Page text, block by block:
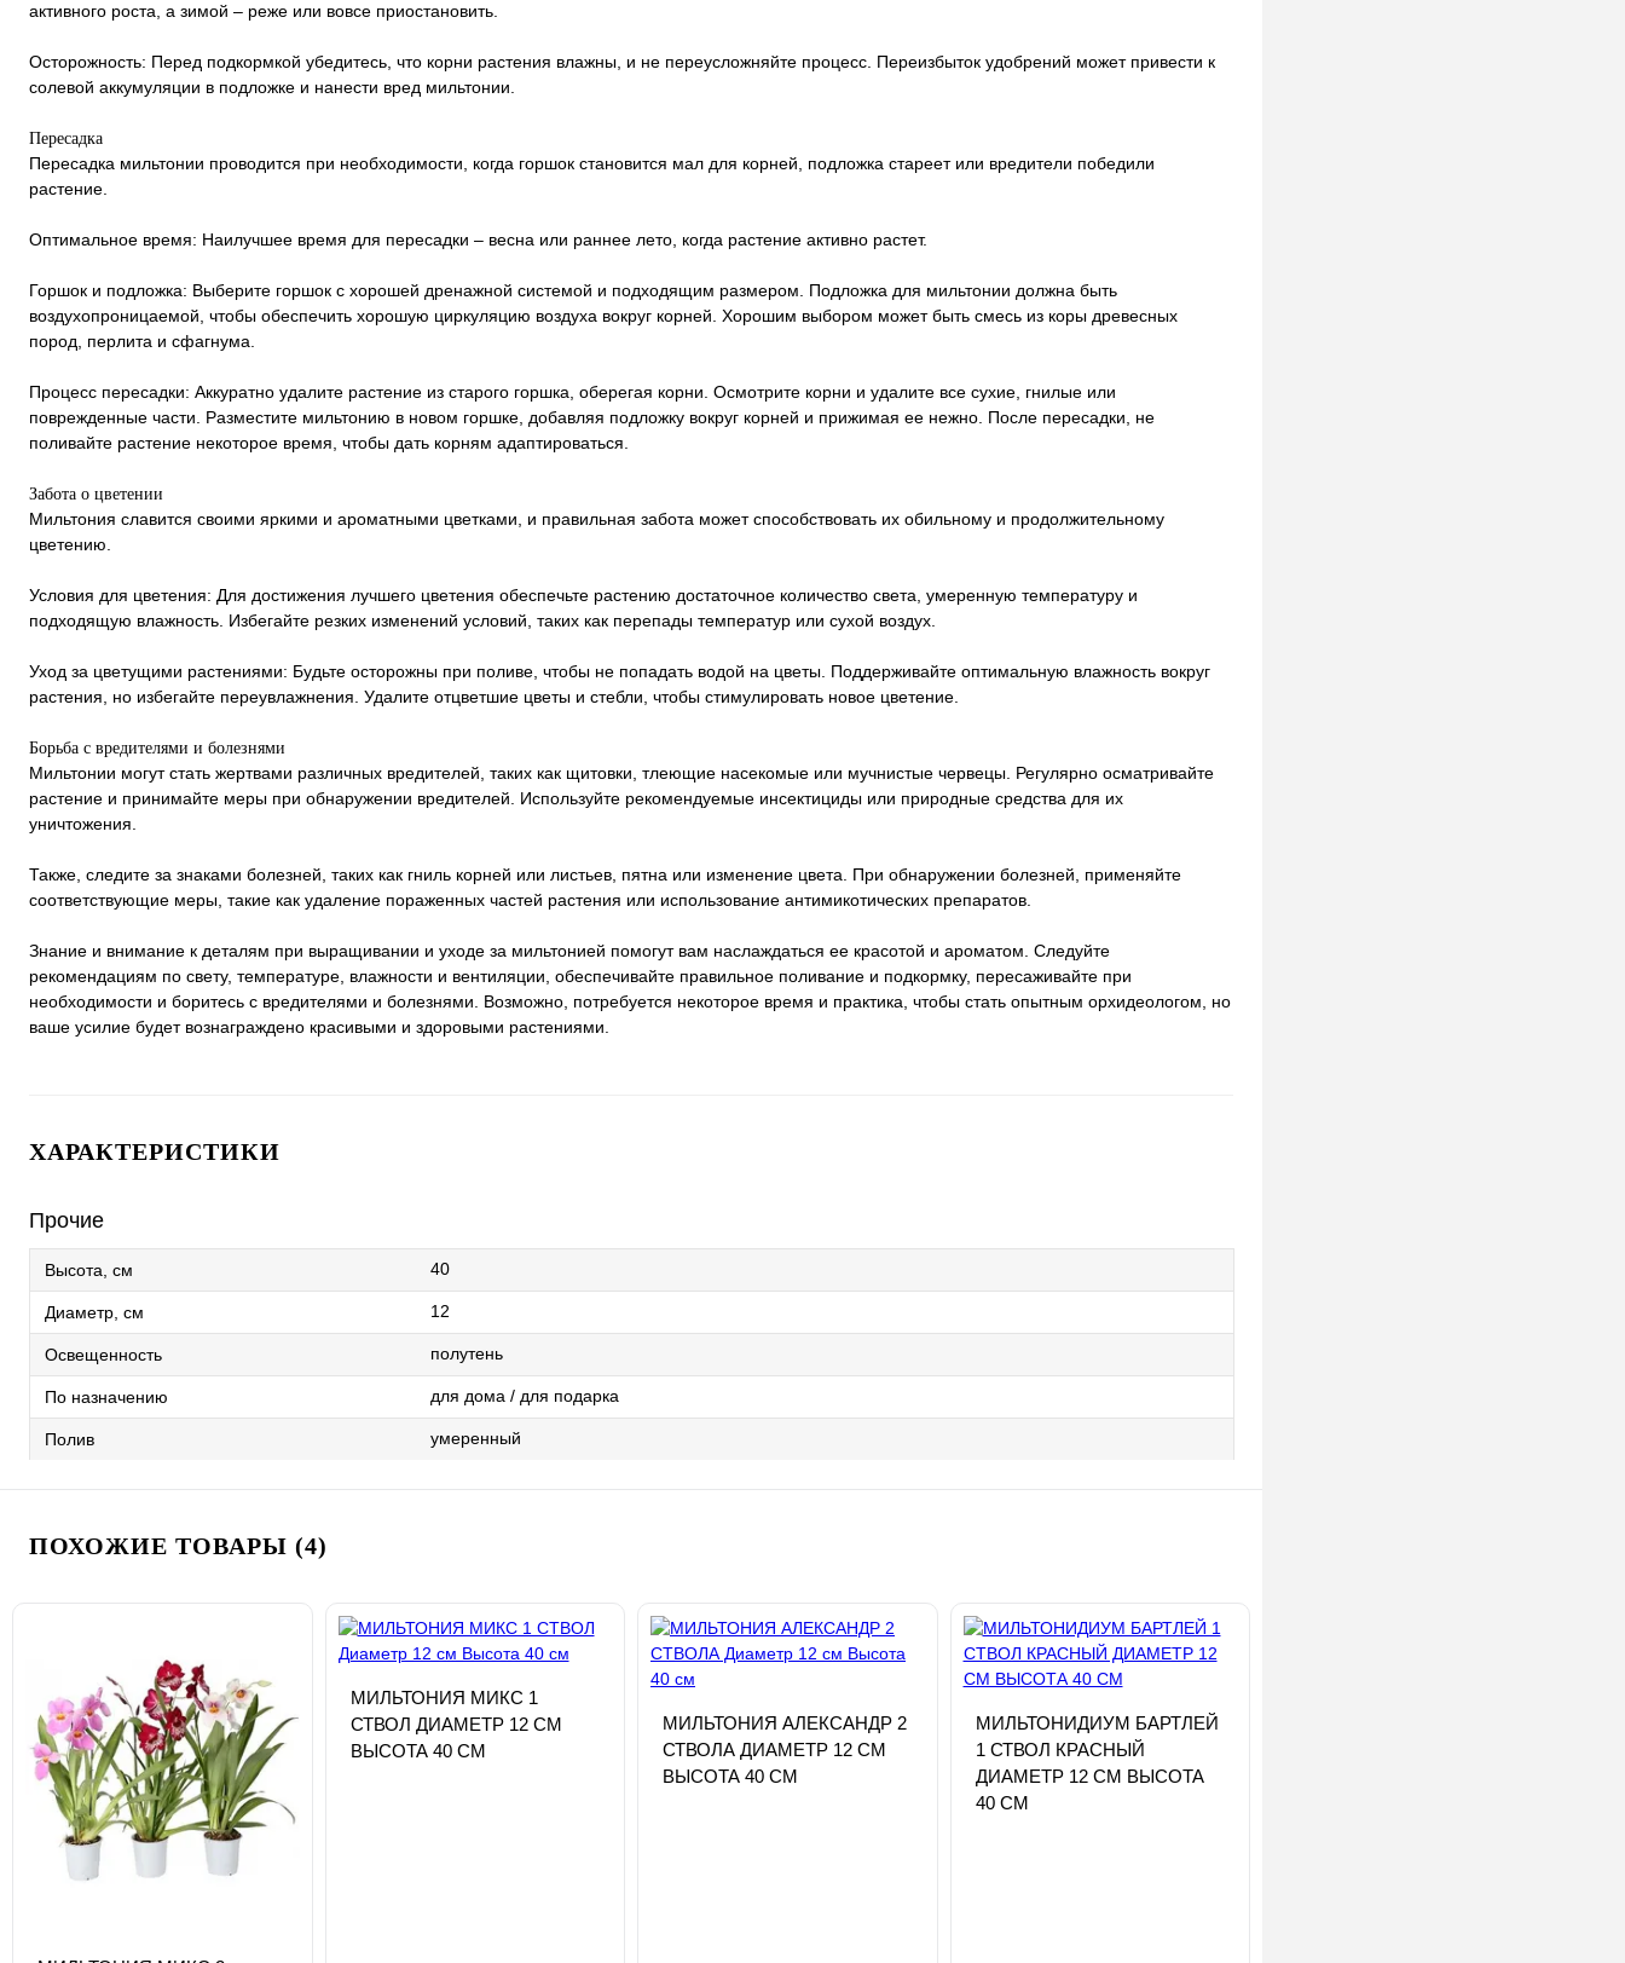
активного роста, а зимой – реже или вовсе приостановить.
Осторожность: Перед подкормкой убедитесь, что корни растения влажны, и не переусложняйте процесс. Переизбыток удобрений может привести к
солевой аккумуляции в подложке и нанести вред мильтонии.
Пересадка
Пересадка мильтонии проводится при необходимости, когда горшок становится мал для корней, подложка стареет или вредители победили
растение.
Оптимальное время: Наилучшее время для пересадки – весна или раннее лето, когда растение активно растет.
Горшок и подложка: Выберите горшок с хорошей дренажной системой и подходящим размером. Подложка для мильтонии должна быть
воздухопроницаемой, чтобы обеспечить хорошую циркуляцию воздуха вокруг корней. Хорошим выбором может быть смесь из коры древесных
пород, перлита и сфагнума.
Процесс пересадки: Аккуратно удалите растение из старого горшка, оберегая корни. Осмотрите корни и удалите все сухие, гнилые или
поврежденные части. Разместите мильтонию в новом горшке, добавляя подложку вокруг корней и прижимая ее нежно. После пересадки, не
поливайте растение некоторое время, чтобы дать корням адаптироваться.
Забота о цветении
Мильтония славится своими яркими и ароматными цветками, и правильная забота может способствовать их обильному и продолжительному
цветению.
Условия для цветения: Для достижения лучшего цветения обеспечьте растению достаточное количество света, умеренную температуру и
подходящую влажность. Избегайте резких изменений условий, таких как перепады температур или сухой воздух.
Уход за цветущими растениями: Будьте осторожны при поливе, чтобы не попадать водой на цветы. Поддерживайте оптимальную влажность вокруг
растения, но избегайте переувлажнения. Удалите отцветшие цветы и стебли, чтобы стимулировать новое цветение.
Борьба с вредителями и болезнями
Мильтонии могут стать жертвами различных вредителей, таких как щитовки, тлеющие насекомые или мучнистые червецы. Регулярно осматривайте
растение и принимайте меры при обнаружении вредителей. Используйте рекомендуемые инсектициды или природные средства для их
уничтожения.
Также, следите за знаками болезней, таких как гниль корней или листьев, пятна или изменение цвета. При обнаружении болезней, применяйте
соответствующие меры, такие как удаление пораженных частей растения или использование антимикотических препаратов.
Знание и внимание к деталям при выращивании и уходе за мильтонией помогут вам наслаждаться ее красотой и ароматом. Следуйте
рекомендациям по свету, температуре, влажности и вентиляции, обеспечивайте правильное поливание и подкормку, пересаживайте при
необходимости и боритесь с вредителями и болезнями. Возможно, потребуется некоторое время и практика, чтобы стать опытным орхидеологом, но
ваше усилие будет вознаграждено красивыми и здоровыми растениями.
ХАРАКТЕРИСТИКИ
Прочие
Высота, см 40
Диаметр, см 12
Освещенность полутень
По назначению для дома / для подарка
Полив умеренный
ПОХОЖИЕ ТОВАРЫ (4)
МИЛЬТОНИЯ МИКС 1
СТВОЛ ДИАМЕТР 12 СМ
ВЫСОТА 40 СМ
МИЛЬТОНИЯ АЛЕКСАНДР 2
СТВОЛА ДИАМЕТР 12 СМ
ВЫСОТА 40 СМ
МИЛЬТОНИДИУМ БАРТЛЕЙ
1 СТВОЛ КРАСНЫЙ
ДИАМЕТР 12 СМ ВЫСОТА
40 СМ